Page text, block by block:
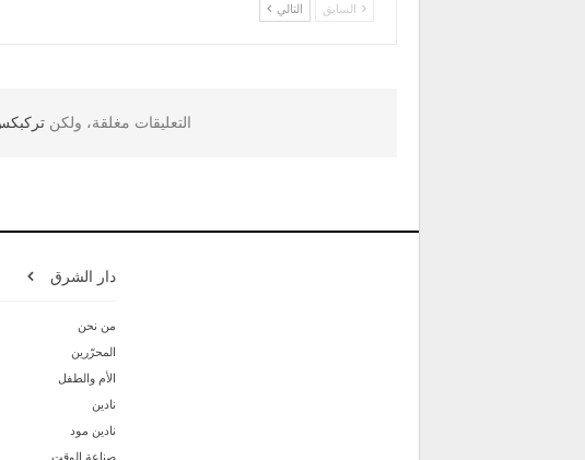
السابق التالي
التعليقات مغلقة، ولكن
دار الشرق
من نحن
المحرّرين
الأم والطفل
نادين
نادين مود
صناعة الوقت